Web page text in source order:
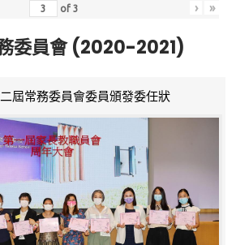
of3 › »
委員會 (2020-2021)
屆常務委員會委員頒發委任狀